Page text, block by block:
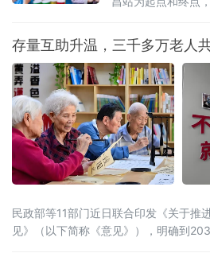
后的环线空调列车
不少旅客纷纷拍照
存量互助升温，三千多万老人
民政部等11部门近日联合印发《关于推
见》（以下简称《意见》），明确到